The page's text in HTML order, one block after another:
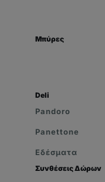
Μπύρες
Deli
Pandoro
Panettone
Εδέσματα
Συνθέσεις Δώρων